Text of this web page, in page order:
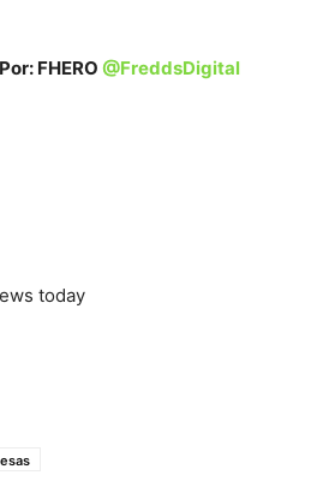
FHERO @FreddsDigital
today